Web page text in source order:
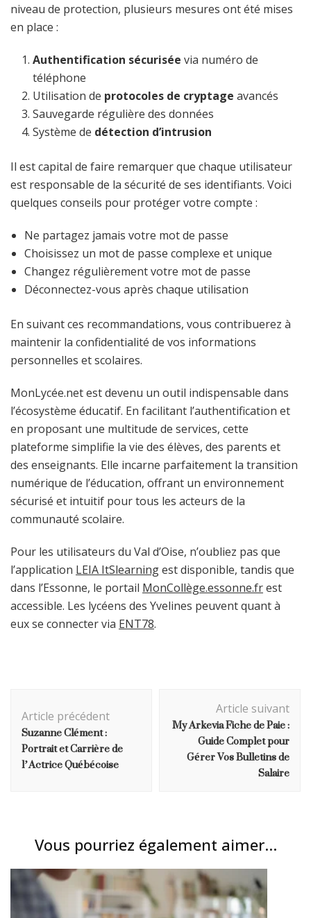
niveau de protection, plusieurs mesures ont été mises
en place :
Authentification sécurisée via numéro de
téléphone
Utilisation de protocoles de cryptage avancés
Sauvegarde régulière des données
Système de détection d’intrusion
Il est capital de faire remarquer que chaque utilisateur
est responsable de la sécurité de ses identifiants. Voici
quelques conseils pour protéger votre compte :
Ne partagez jamais votre mot de passe
Choisissez un mot de passe complexe et unique
Changez régulièrement votre mot de passe
Déconnectez-vous après chaque utilisation
En suivant ces recommandations, vous contribuerez à
maintenir la confidentialité de vos informations
personnelles et scolaires.
MonLycée.net est devenu un outil indispensable dans
l’écosystème éducatif. En facilitant l’authentification et
en proposant une multitude de services, cette
plateforme simplifie la vie des élèves, des parents et
des enseignants. Elle incarne parfaitement la transition
numérique de l’éducation, offrant un environnement
sécurisé et intuitif pour tous les acteurs de la
communauté scolaire.
Pour les utilisateurs du Val d’Oise, n’oubliez pas que
l’application LEIA ItSlearningest disponible, tandis que
dans l’Essonne, le portail MonCollège.essonne.frest
accessible. Les lycéens des Yvelines peuvent quant à
eux se connecter via ENT78.
d'article
Article précédent
Suzanne Clément :
Portrait et Carrière de
l’Actrice Québécoise
Article suivant
My Arkevia Fiche de Paie :
Guide Complet pour
Gérer Vos Bulletins de
Salaire
Vous pourriez également aimer...